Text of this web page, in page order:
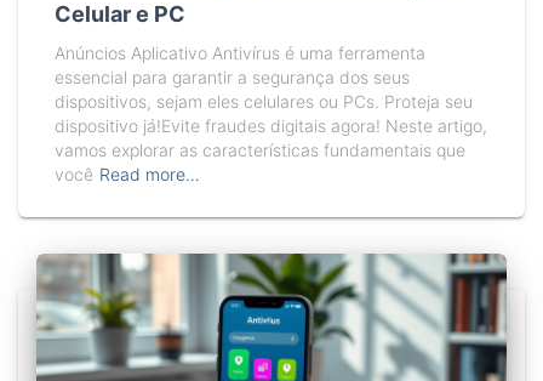
Celular e PC
Anúncios Aplicativo Antivírus é uma ferramenta
essencial para garantir a segurança dos seus
dispositivos, sejam eles celulares ou PCs. Proteja seu
dispositivo já!Evite fraudes digitais agora! Neste artigo,
vamos explorar as características fundamentais que
você Read more…